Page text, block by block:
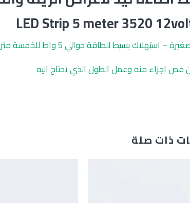
LED Strip 5 meter 3520
– استهلاك بسيط للطاقة حوالي 5 واط للخمسة متر
قص اجزاء منه وعمل الطول الذي تحتاج اليه
ذات صلة